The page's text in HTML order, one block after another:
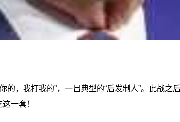
的，我打我的”，一出典型的“后发制人”。此战
一套！